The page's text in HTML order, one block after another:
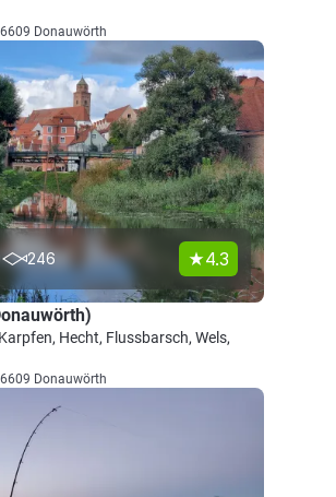
Donauwörth
246 4.3
Hecht, Flussbarsch, Wels,
Donauwörth